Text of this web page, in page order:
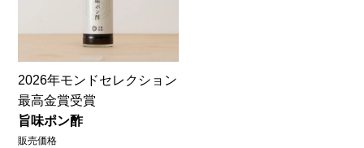
2026年モンドセレクション
最高金賞受賞
旨味ポン酢
販売価格